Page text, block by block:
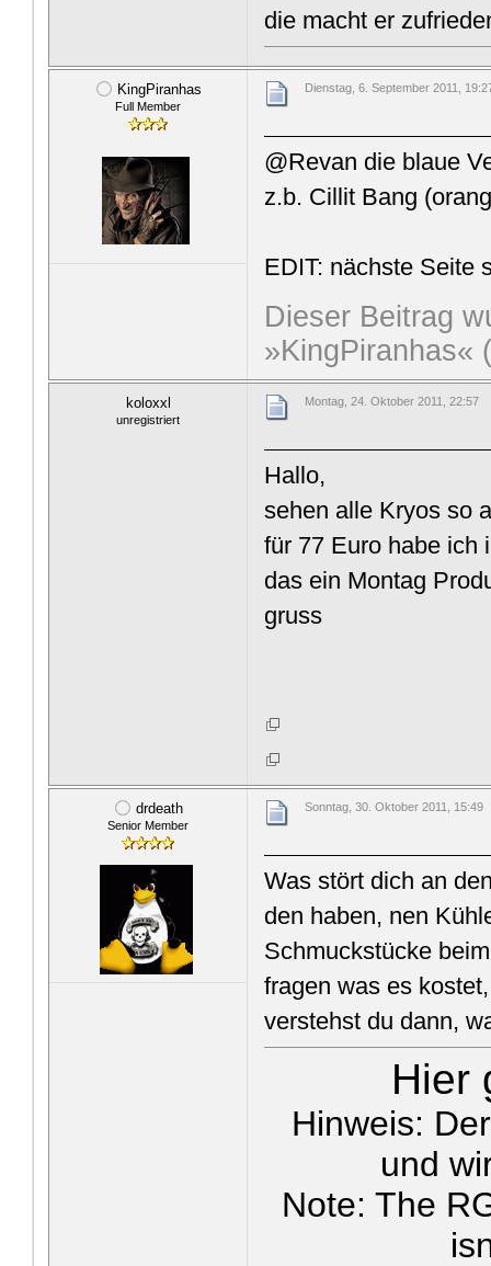
die macht er
KingPiranhas
Full Member
Dienstag, 6. September 2011,
@Revan die blaue
z.b. Cillit Bang
EDIT: nächste Seite
Dieser Beitrag
»KingPiranhas«
koloxxl
unregistriert
Montag, 24. Oktober 2011, 22:57
Hallo,
sehen alle Kryos so
für 77 Euro habe ich
das ein Montag
gruss
drdeath
Senior Member
Sonntag, 30. Oktober 2011, 15:49
Was stört dich an
den haben, nen
Schmuckstücke
fragen was es
verstehst du dann,
Hier
Hinweis:
und
Note: The